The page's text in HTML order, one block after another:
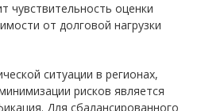
чувствительность оценки
от долговой нагрузки
ситуации в регионах,
рисков является
Для сбалансированного